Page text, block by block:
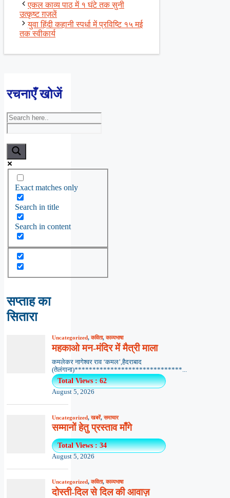
एकल काव्य पाठ में १ घंटे तक सुनी
उत्कृष्ट ग़ज़लें
युवा हिंदी कहानी स्पर्धा में प्रविष्टि १५ मई
तक स्वीकार्य
रचनाएँ खोजें
Exact matches only
Search in title
Search in content
सप्ताह का
सितारा
Uncategorized,कविता,काव्यभाषा
महकाओ मन-मंदिर में मैत्री माला
कमलेकर नागेश्वर राव ‘कमल’,हैदराबाद
(तेलंगाना)******************************...
Total Views : 62
August 5, 2026
Uncategorized,खबरें,समाचार
सम्मानों हेतु प्रस्ताव माँगे
Total Views : 34
August 5, 2026
Uncategorized,कविता,काव्यभाषा
दोस्ती-दिल से दिल की आवाज़